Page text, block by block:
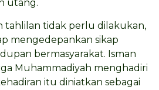
utang.
tahlilan tidak perlu dilakukan,
mengedepankan sikap
bermasyarakat. Isman
Muhammadiyah menghadiri
itu diniatkan sebagai